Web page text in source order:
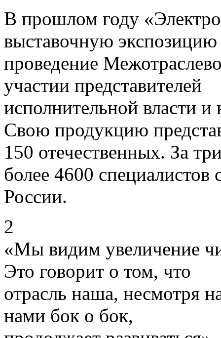
В прошлом году
выставочную
проведение
участии представителей
исполнительной власти
Свою продукцию
150 отечественных. За
более 4600 специалистов
России.
2
«Мы видим увеличение
Это говорит о том, что
отрасль наша, несмотря
нами бок о бок,